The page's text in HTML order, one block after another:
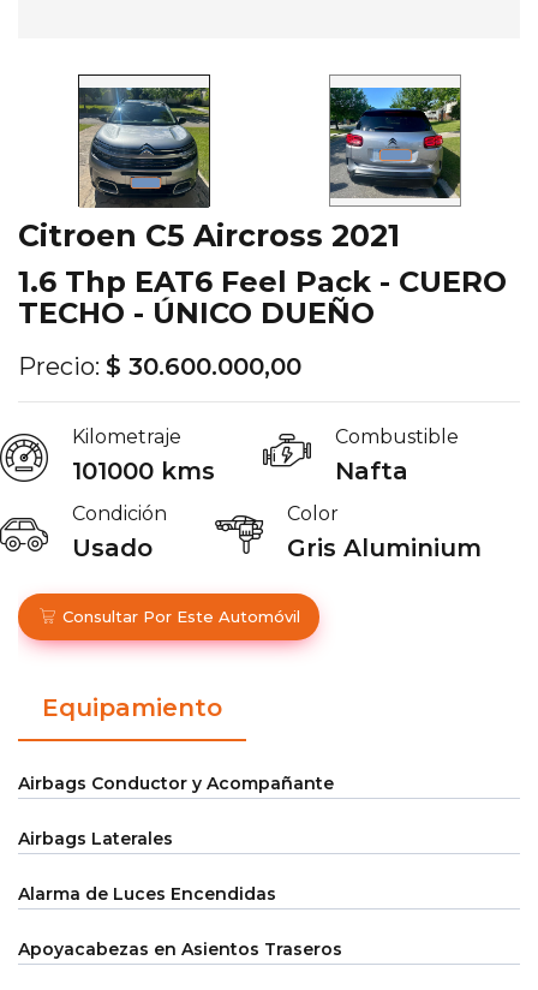
Citroen C5 Aircross 2021
1.6 Thp EAT6 Feel Pack - CUERO
TECHO - ÚNICO DUEÑO
Precio: $ 30.600.000,00
Kilometraje
101000 kms
Combustible
Nafta
Condición
Usado
Color
Gris Aluminium
Consultar Por Este Automóvil
Equipamiento
Airbags Conductor y Acompañante
Airbags Laterales
Alarma de Luces Encendidas
Apoyacabezas en Asientos Traseros